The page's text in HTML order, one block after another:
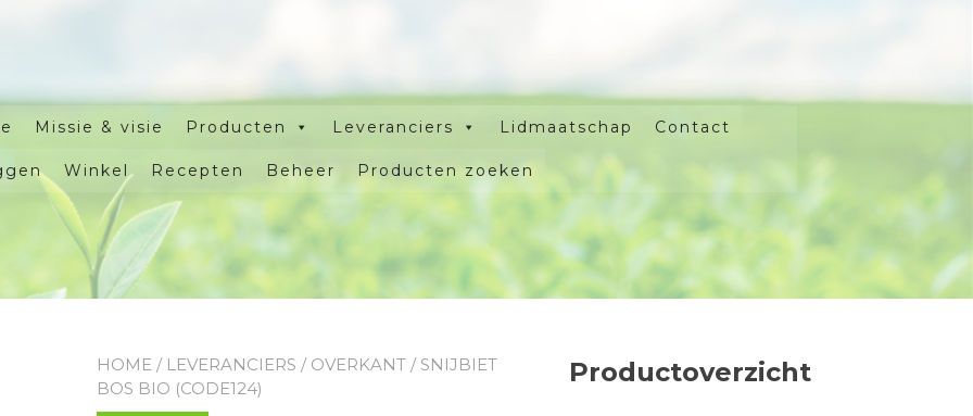
Missie & visie Producten Leveranciers Lidmaatschap Contact
Winkel Recepten Beheer Producten zoeken
HOME / LEVERANCIERS / OVERKANT / SNIJBIET
BOS BIO (CODE124)
Productoverzicht